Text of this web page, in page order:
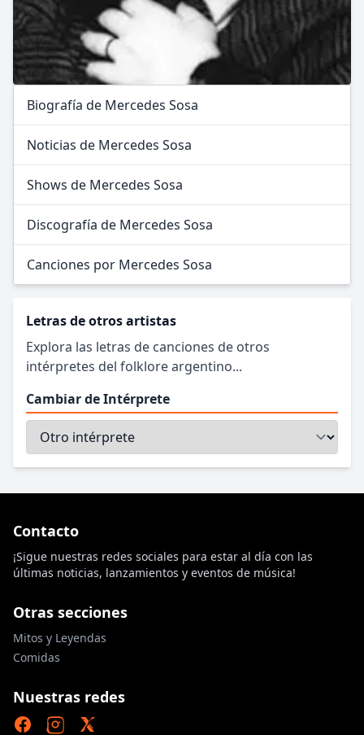
Biografía de Mercedes Sosa
Noticias de Mercedes Sosa
Shows de Mercedes Sosa
Discografía de Mercedes Sosa
Canciones por Mercedes Sosa
Letras de otros artistas
Explora las letras de canciones de otros
intérpretes del folklore argentino...
Cambiar de Intérprete
Contacto
¡Sigue nuestras redes sociales para estar al día con las
últimas noticias, lanzamientos y eventos de música!
Otras secciones
Mitos y Leyendas
Comidas
Nuestras redes